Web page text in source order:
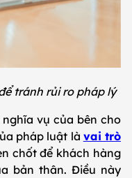
tránh rủi ro pháp lý
vụ của bên cho
pháp luật là vai trò
chốt để khách hàng
bản thân. Điều này